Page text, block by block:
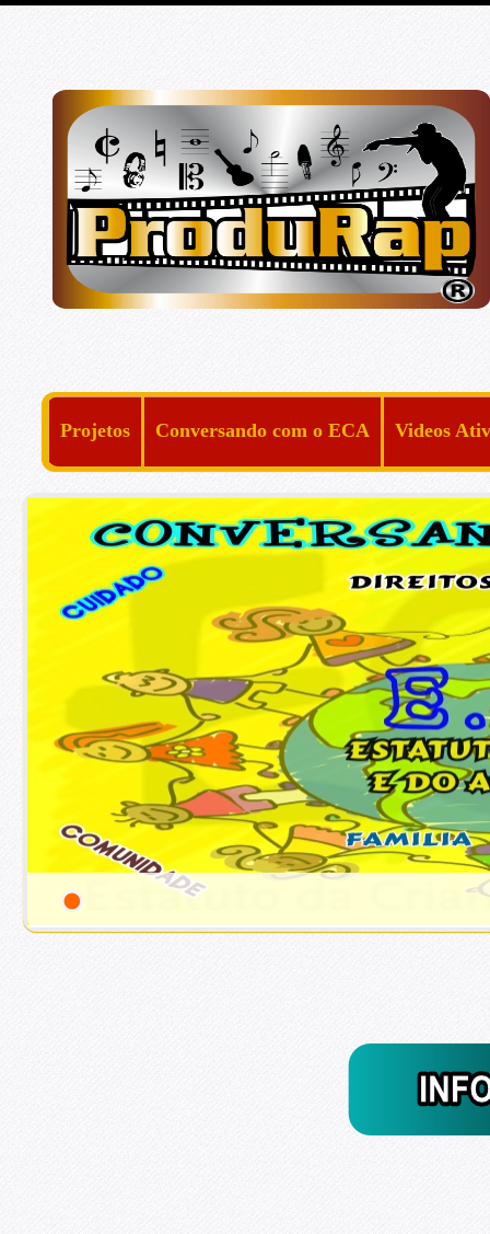
Projetos Conversando com o ECA Videos
1/1